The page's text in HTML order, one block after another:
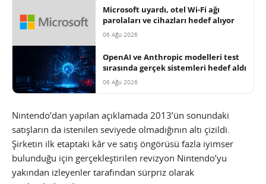
Microsoft uyardı, otel Wi-Fi ağı
parolaları ve cihazları hedef alıyor
06 Ağu 2026
OpenAI ve Anthropic modelleri test
sırasında gerçek sistemleri hedef aldı
06 Ağu 2026
Nintendo’dan yapılan açıklamada 2013’ün sonundaki
satışların da istenilen seviyede olmadığının altı çizildi.
Şirketin ilk etaptaki kâr ve satış öngörüsü fazla iyimser
bulunduğu için gerçekleştirilen revizyon Nintendo’yu
yakından izleyenler tarafından sürpriz olarak